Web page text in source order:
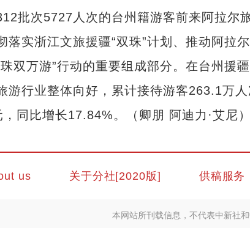
批次5727人次的台州籍游客前来阿拉尔
落实浙江文旅援疆“双珠”计划、推动阿拉
双万游”行动的重要组成部分。在台州援
游行业整体向好，累计接待游客263.1万
同比增长17.84%。（卿朋 阿迪力·艾尼）
us 关于分社[2020版] 供稿服务
本网站所刊载信息，不代表中新社